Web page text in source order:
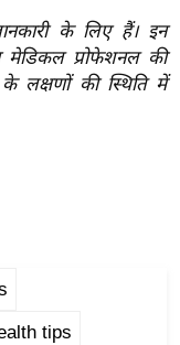
के लिए हैं। इन
मेडिकल प्रोफेशनल की
लक्षणों की स्थिति में
tips